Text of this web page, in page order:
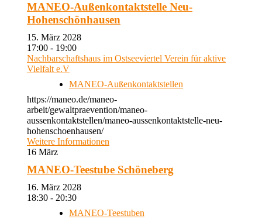
MANEO-Außenkontaktstelle Neu-
Hohenschönhausen
15. März 2028
17:00 - 19:00
Nachbarschaftshaus im Ostseeviertel Verein für aktive
Vielfalt e.V
MANEO-Außenkontaktstellen
https://maneo.de/maneo-
arbeit/gewaltpraevention/maneo-
aussenkontaktstellen/maneo-aussenkontaktstelle-neu-
hohenschoenhausen/
Weitere Informationen
16 März
MANEO-Teestube Schöneberg
16. März 2028
18:30 - 20:30
MANEO-Teestuben